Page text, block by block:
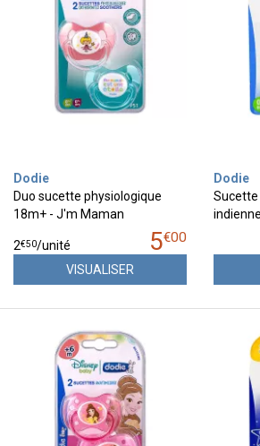
Dodie
Duo sucette physiologique
18m+ - J'm Maman
5€00
2€50/unité
VISUALISER
Dodie
Sucette